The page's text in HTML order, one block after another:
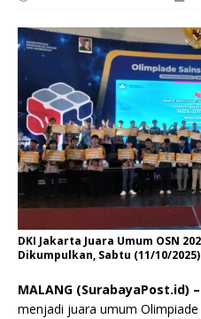
DKI Jakarta Juara Umum OSN
Dikumpulkan, Sabtu (11/10/
MALANG (SurabayaPost.id) –
menjadi juara umum